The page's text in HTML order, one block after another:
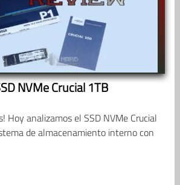
NVMe Crucial 1TB
Hoy analizamos el SSD NVMe Crucial
de almacenamiento interno con